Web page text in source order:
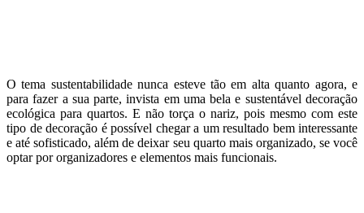
O tema sustentabilidade nunca esteve tão em alta quanto agora, e
para fazer a sua parte, invista em uma bela e sustentável decoração
ecológica para quartos. E não torça o nariz, pois mesmo com este
tipo de decoração é possível chegar a um resultado bem interessante
e até sofisticado, além de deixar seu quarto mais organizado, se você
optar por organizadores e elementos mais funcionais.